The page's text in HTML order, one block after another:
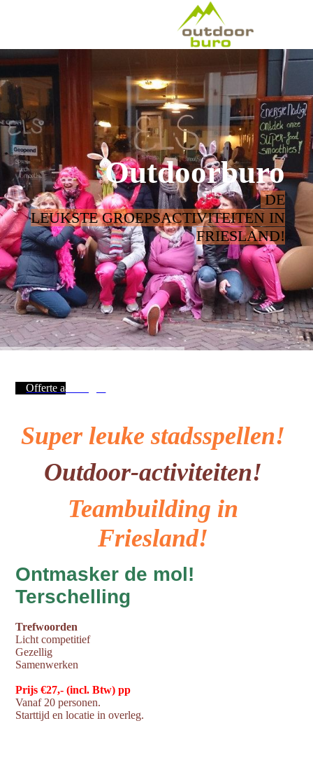
Outdoorburo
DE
LEUKSTE GROEPSACTIVITEITEN IN
FRIESLAND!
Offerte aanvragen
Super leuke stadsspellen!
Outdoor-activiteiten!
Teambuilding in
Friesland!
Ontmasker de mol!
Terschelling
Trefwoorden
Licht competitief
Gezellig
Samenwerken
Prijs €27,- (incl. Btw) pp
Vanaf 20 personen.
Starttijd en locatie in overleg.